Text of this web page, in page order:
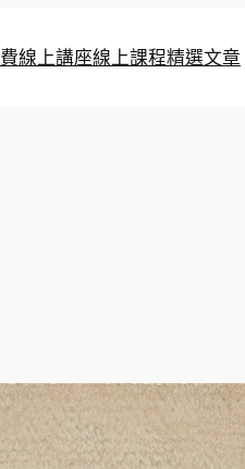
線上講座線上課程精選文章